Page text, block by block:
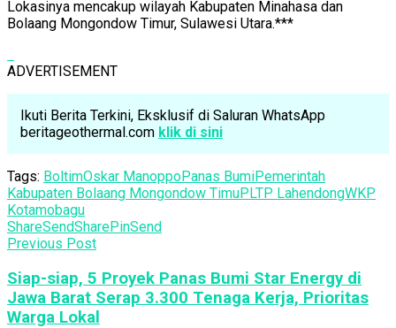
Lokasinya mencakup wilayah Kabupaten Minahasa dan
Bolaang Mongondow Timur, Sulawesi Utara.***
ADVERTISEMENT
Ikuti Berita Terkini, Eksklusif di Saluran WhatsApp
beritageothermal.com klik di sini
Tags: BoltimOskar ManoppoPanas BumiPemerintah
Kabupaten Bolaang Mongondow TimuPLTP LahendongWKP
Kotamobagu
ShareSendSharePinSend
Previous Post
Siap-siap, 5 Proyek Panas Bumi Star Energy di
Jawa Barat Serap 3.300 Tenaga Kerja, Prioritas
Warga Lokal